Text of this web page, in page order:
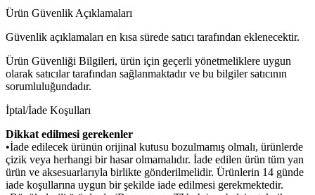
Ürün Güvenlik Açıklamaları
Güvenlik açıklamaları en kısa sürede satıcı tarafından eklenecektir.
Ürün Güvenliği Bilgileri, ürün için geçerli yönetmeliklere uygun
olarak satıcılar tarafından sağlanmaktadır ve bu bilgiler satıcının
sorumluluğundadır.
İptal/İade Koşulları
Dikkat edilmesi gerekenler
•İade edilecek ürünün orijinal kutusu bozulmamış olmalı, ürünlerde
çizik veya herhangi bir hasar olmamalıdır. İade edilen ürün tüm yan
ürün ve aksesuarlarıyla birlikte gönderilmelidir. Ürünlerin 14 günde
iade koşullarına uygun bir şekilde iade edilmesi gerekmektedir.